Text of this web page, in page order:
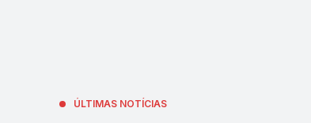
ÚLTIMAS NOTÍCIAS